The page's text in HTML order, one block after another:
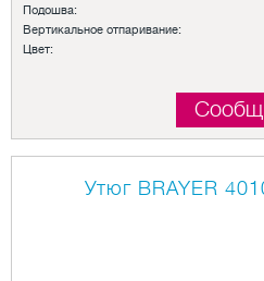
Подошва:
Вертикальное отпаривание:
Цвет:
Утюг BRAYER